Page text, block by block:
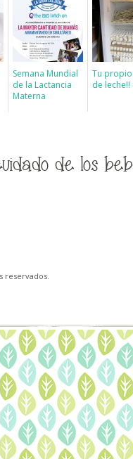
Semana Mundial
de la Lactancia
Materna
Tu
de leche!!
de los
reservados.